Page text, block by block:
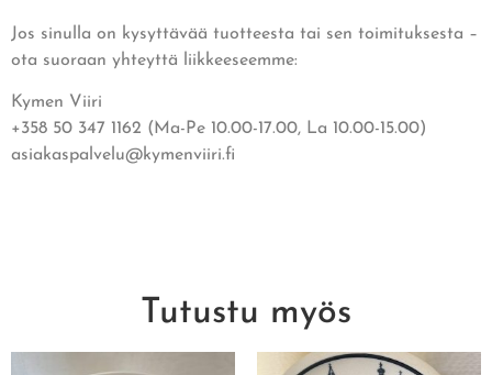
Jos sinulla on kysyttävää tuotteesta tai sen toimituksesta –
ota suoraan yhteyttä liikkeeseemme:
Kymen Viiri
+358 50 347 1162 (Ma-Pe 10.00-17.00, La 10.00-15.00)
asiakaspalvelu@kymenviiri.fi
Tutustu myös